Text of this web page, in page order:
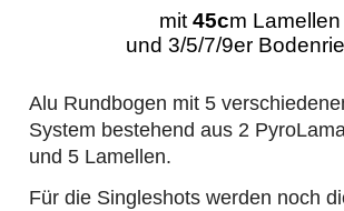
mit 45cm Lamellen
und 3/5/7/9er
Alu Rundbogen mit 5
System bestehend aus 2
und 5 Lamellen.
Für die Singleshots werden noch